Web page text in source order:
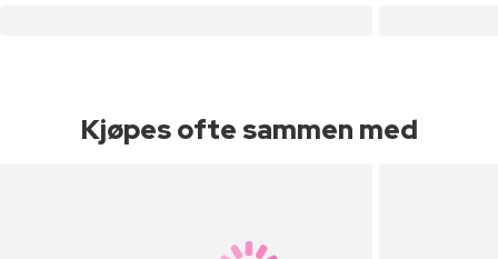
Kjøpes ofte sammen med